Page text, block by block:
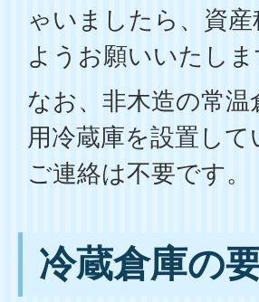
ゃいましたら、資
ようお願いいたしま
なお、非木造の常
用冷蔵庫を設置し
ご連絡は不要です。
冷蔵倉庫の